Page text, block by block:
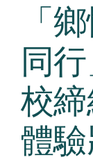
「
同
校
體